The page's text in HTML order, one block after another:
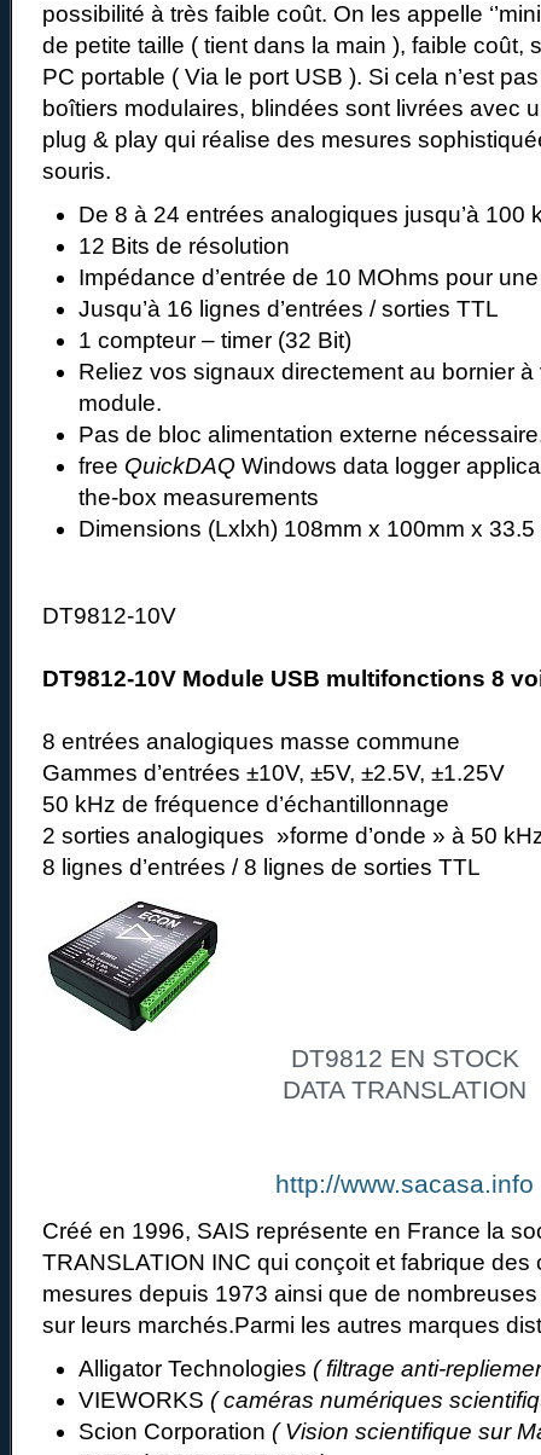
possibilité à très faible coût. On les appelle
de petite taille ( tient dans la main ), faible coût,
PC portable ( Via le port USB ). Si cela n’est
boîtiers modulaires, blindées sont livrées avec
plug & play qui réalise des mesures
souris.
De 8 à 24 entrées analogiques jusqu’à 100
12 Bits de résolution
Impédance d’entrée de 10 MOhms pour
Jusqu’à 16 lignes d’entrées / sorties TTL
1 compteur – timer (32 Bit)
Reliez vos signaux directement au bornier à
module.
Pas de bloc alimentation externe
free QuickDAQ Windows data logger
the-box measurements
Dimensions (Lxlxh) 108mm x 100mm x 33.5
DT9812-10V
DT9812-10V Module USB multifonctions 8
8 entrées analogiques masse commune
Gammes d’entrées ±10V, ±5V, ±2.5V, ±1.25V
50 kHz de fréquence d’échantillonnage
2 sorties analogiques »forme d’onde » à 50
8 lignes d’entrées / 8 lignes de sorties TTL
DT9812 EN STOCK
DATA TRANSLATION
http://www.sacasa.info
Créé en 1996, SAIS représente en France la
TRANSLATION INC qui conçoit et fabrique des
mesures depuis 1973 ainsi que de
sur leurs marchés.Parmi les autres marques
Alligator Technologies ( filtrage anti-
VIEWORKS ( caméras numériques
Scion Corporation ( Vision scientifique sur